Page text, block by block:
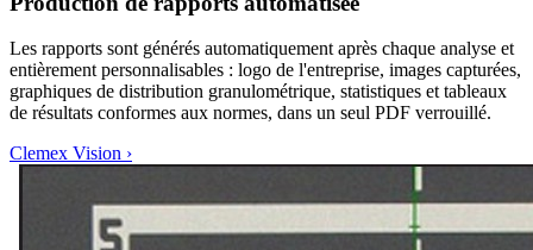
Les rapports sont générés automatiquement après chaque analyse et
entièrement personnalisables : logo de l'entreprise, images capturées,
graphiques de distribution granulométrique, statistiques et tableaux
de résultats conformes aux normes, dans un seul PDF verrouillé.
Clemex Vision ›